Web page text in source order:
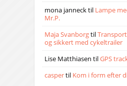
mona jannecktil Lampe
Mr.P.
Maja Svanborgtil
og sikkert med cykeltrailer
Lise Matthiasen tilGPS
caspertil Kom i form efter